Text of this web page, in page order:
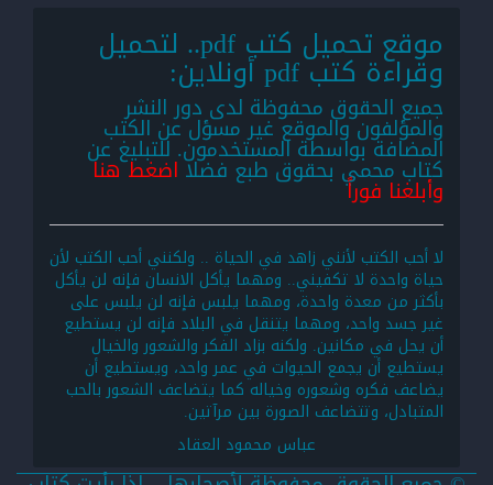
موقع تحميل كتب pdf.. لتحميل
وقراءة كتب pdf أونلاين:
جميع الحقوق محفوظة لدى دور النشر
والمؤلفون والموقع غير مسؤل عن الكتب
المضافة بواسطة المستخدمون. للتبليغ عن
كتاب محمي بحقوق طبع فضلااضغط هنا
وأبلغنا فوراً
لا أحب الكتب لأنني زاهد في الحياة .. ولكنني أحب الكتب لأن
حياة واحدة لا تكفيني.. ومهما يأكل الانسان فإنه لن يأكل
بأكثر من معدة واحدة، ومهما يلبس فإنه لن يلبس على
غير جسد واحد، ومهما يتنقل في البلاد فإنه لن يستطيع
أن يحل في مكانين. ولكنه بزاد الفكر والشعور والخيال
يستطيع أن يجمع الحيوات في عمر واحد، ويستطيع أن
يضاعف فكره وشعوره وخياله كما يتضاعف الشعور بالحب
المتبادل، وتتضاعف الصورة بين مرآتين.
عباس محمود العقاد